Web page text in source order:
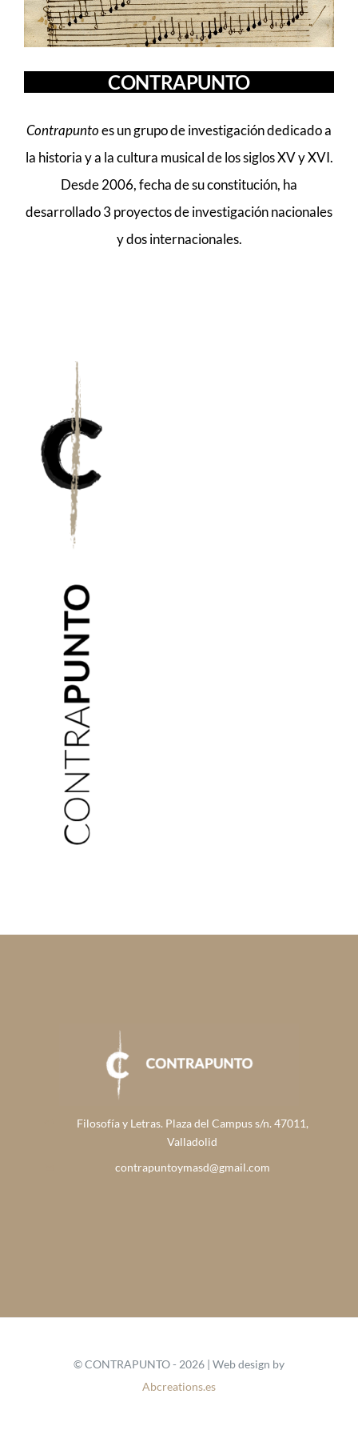
MÚSICA
CONTRAPUNTO
Contrapuntoes un grupo de investigación dedicado a
la historia y a la cultura musical de los siglos XV y XVI.
Desde 2006, fecha de su constitución, ha
desarrollado 3 proyectos de investigación nacionales
y dos internacionales.
Filosofía y Letras. Plaza del Campus s/n. 47011,
Valladolid
contrapuntoymasd@gmail.com
© CONTRAPUNTO - 2026 | Web design by
Abcreations.es